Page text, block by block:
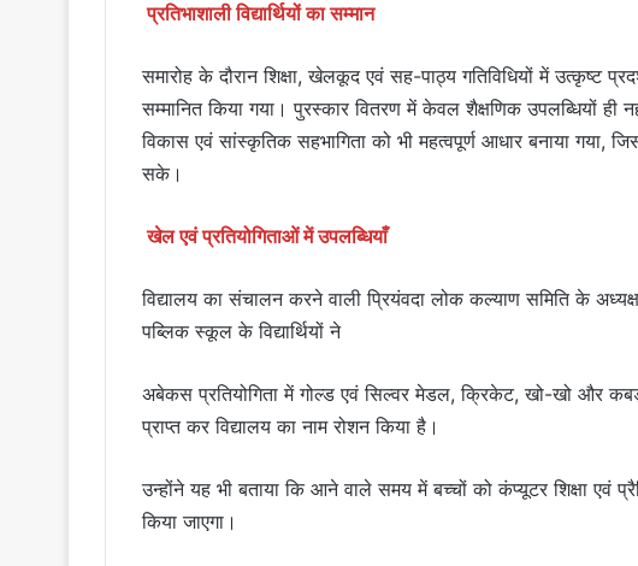
प्रतिभाशाली विद्यार्थियों का सम्मान
समारोह के दौरान शिक्षा, खेलकूद एवं सह-पाठ्य गतिविधियों में उत्कृष्ट
सम्मानित किया गया। पुरस्कार वितरण में केवल शैक्षणिक उपलब्धियों ही
विकास एवं सांस्कृतिक सहभागिता को भी महत्वपूर्ण आधार बनाया गया,
सके।
खेल एवं प्रतियोगिताओं में उपलब्धियाँ
विद्यालय का संचालन करने वाली प्रियंवदा लोक कल्याण समिति के
पब्लिक स्कूल के विद्यार्थियों ने
अबेकस प्रतियोगिता में गोल्ड एवं सिल्वर मेडल, क्रिकेट, खो-खो और
प्राप्त कर विद्यालय का नाम रोशन किया है।
उन्होंने यह भी बताया कि आने वाले समय में बच्चों को कंप्यूटर शिक्षा एवं
किया जाएगा।